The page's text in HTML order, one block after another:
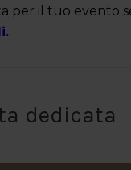
per il tuo evento
dedicata